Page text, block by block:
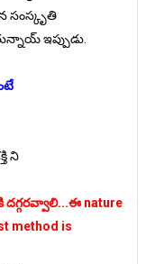
సంస్కృతి
ఇప్పుడు.
ని
దగ్గరవ్వాలి...ఈ nature
method is